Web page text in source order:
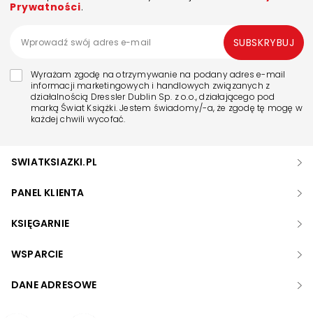
Prywatności.
Wyrażam zgodę na otrzymywanie na podany adres e-mail
informacji marketingowych i handlowych związanych z
działalnością Dressler Dublin Sp. z o.o., działającego pod
marką Świat Książki. Jestem świadomy/-a, że zgodę tę mogę w
każdej chwili wycofać.
SUBSKRYBUJ
SWIATKSIAZKI.PL
PANEL KLIENTA
KSIĘGARNIE
WSPARCIE
DANE ADRESOWE